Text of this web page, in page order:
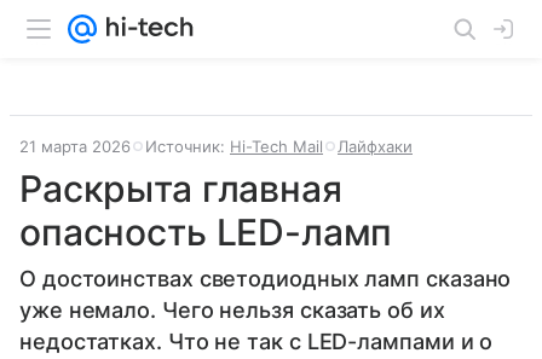
21 марта 2026 Источник: Hi-Tech Mail Лайфхаки
Раскрыта главная
опасность LED-ламп
О достоинствах светодиодных ламп сказано
уже немало. Чего нельзя сказать об их
недостатках. Что не так с LED-лампами и о